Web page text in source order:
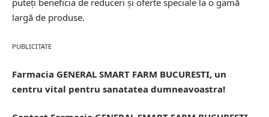
largă de produse.
PUBLICITATE
Farmacia GENERAL SMART FARM BUCURESTI, un
centru vital pentru sanatatea dumneavoastra!